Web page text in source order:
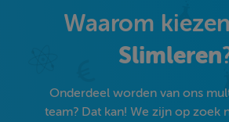
Waarom
Slimleren
Onderdeel worden van ons
team? Dat kan! We zijn op zoek